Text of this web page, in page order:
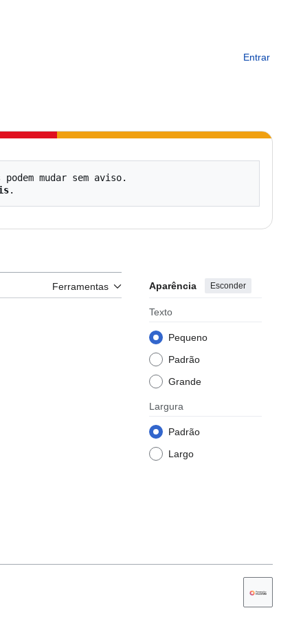
Entrar
mudar sem aviso.
Ferramentas Aparência Esconder
Texto
Pequeno
Padrão
Grande
Largura
Padrão
Largo